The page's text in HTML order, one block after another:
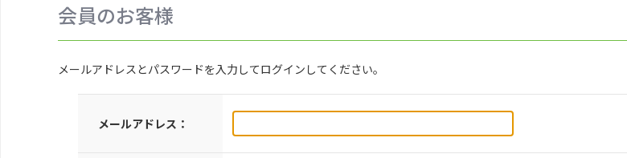
会員のお客様
メールアドレスとパスワードを入力してログインしてください。
メールアドレス：